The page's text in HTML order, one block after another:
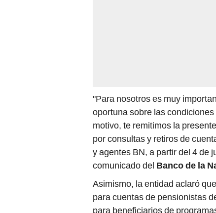
oportuna sobre las
motivo, te remitimos la
por consultas y retiros de
y agentes BN, a partir del 4 de
comunicado del Banco de la
Asimismo, la entidad aclaró
para cuentas de pensionistas
para beneficiarios de